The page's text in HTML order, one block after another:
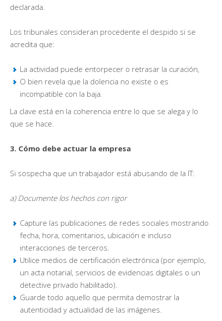
declarada.
Los tribunales consideran procedente el despido si se
acredita que:
La actividad puede entorpecer o retrasar la curación,
O bien revela que la dolencia no existe o es
incompatible con la baja.
La clave está en la coherencia entre lo que se alega y lo
que se hace.
3. Cómo debe actuar la empresa
Si sospecha que un trabajador está abusando de la IT:
a) Documente los hechos con rigor
Capture las publicaciones de redes sociales mostrando
fecha, hora, comentarios, ubicación e incluso
interacciones de terceros.
Utilice medios de certificación electrónica (por ejemplo,
un acta notarial, servicios de evidencias digitales o un
detective privado habilitado).
Guarde todo aquello que permita demostrar la
autenticidad y actualidad de las imágenes.